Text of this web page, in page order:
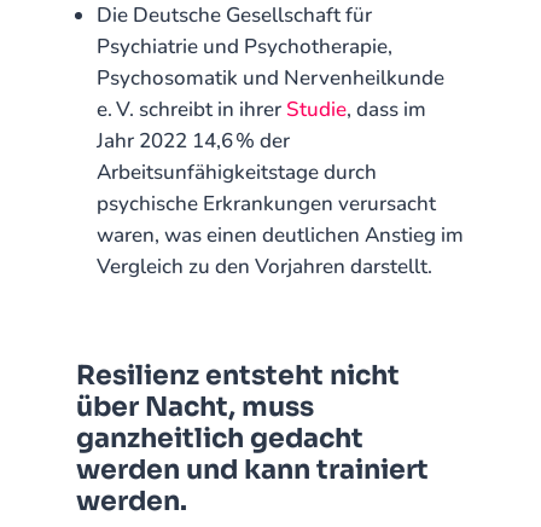
Die Deutsche Gesellschaft für
Psychiatrie und Psychotherapie,
Psychosomatik und Nervenheilkunde
e. V. schreibt in ihrer Studie, dass im
Jahr 2022 14,6 % der
Arbeitsunfähigkeitstage durch
psychische Erkrankungen verursacht
waren, was einen deutlichen Anstieg im
Vergleich zu den Vorjahren darstellt.
Resilienz entsteht nicht
über Nacht, muss
ganzheitlich gedacht
werden und kann trainiert
werden.